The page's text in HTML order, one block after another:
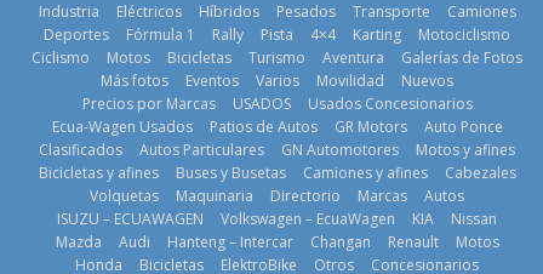
BMW, Toyota,
Bosch y
prueban flota
que usa
gasolina 100%
La Vuelta al
Ecuador 2026,
edición 47ª,
recorre 7
provincias en 8
días
1 de agosto de
2026
¿Qué puede
pasar con tu
vehículo si
permanece
varios días sin
usar?
3 de agosto de
Industria Eléctricos Híbridos Pesados Transporte
Camiones
Deportes
Fórmula 1 Rally Pista 4×4 Karting
Motociclismo
Ciclismo
Motos Bicicletas Turismo Aventura
Galerías de Fotos
Más fotos
Eventos Varios Movilidad
Nuevos
Precios por Marcas
USADOS
Usados Concesionarios
Ecua-Wagen Usados
Patios de Autos GR Motors
Auto Ponce
Clasificados
Autos Particulares GN Automotores
Motos y afines
Bicicletas y afines
Buses y Busetas Camiones y afines
Cabezales
Volquetas
Maquinaria Directorio Marcas
Autos
ISUZU – ECUAWAGEN
Volkswagen – EcuaWagen KIA
Nissan
Mazda
Audi Hanteng – Intercar Changan Renault
Motos
Honda
Bicicletas ElektroBike Otros
Concesionarios